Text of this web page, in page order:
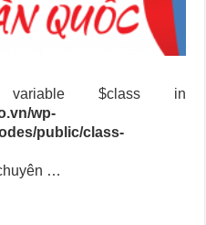
$class in
wp-
public/class-
…